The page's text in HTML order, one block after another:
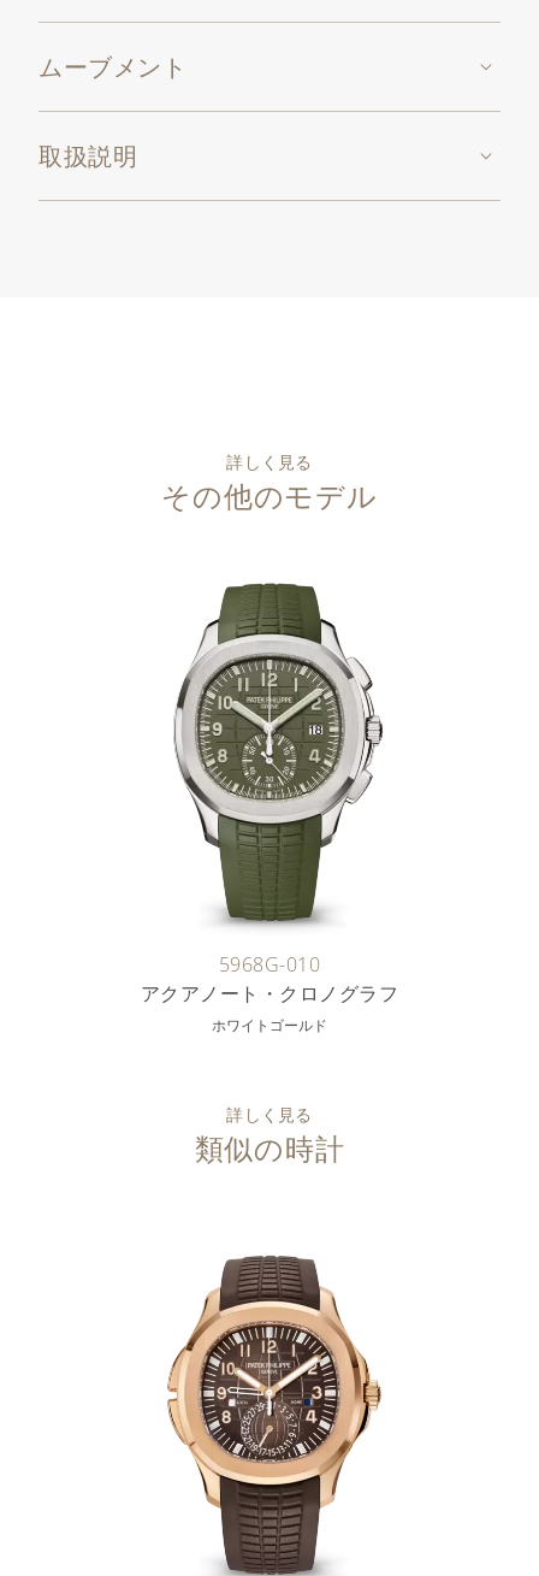
ムーブメント
取扱説明
詳しく見る
その他のモデル
5968G-010
アクアノート・クロノグラフ
ホワイトゴールド
詳しく見る
類似の時計